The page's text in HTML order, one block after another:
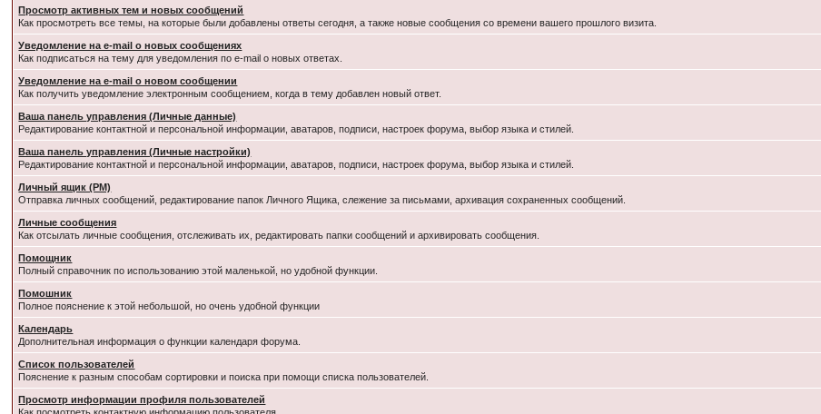
Просмотр активных тем и новых сообщений
Как просмотреть все темы, на которые были добавлены ответы сегодня, а также новые сообщения со времени вашего прошлого визита.
Уведомление на e-mail о новых сообщениях
Как подписаться на тему для уведомления по e-mail о новых ответах.
Уведомление на е-mail о новом сообщении
Как получить уведомление электронным сообщением, когда в тему добавлен новый ответ.
Ваша панель управления (Личные данные)
Редактирование контактной и персональной информации, аватаров, подписи, настроек форума, выбор языка и стилей.
Ваша панель управления (Личные настройки)
Редактирование контактной и персональной информации, аватаров, подписи, настроек форума, выбор языка и стилей.
Личный ящик (PM)
Отправка личных сообщений, редактирование папок Личного Ящика, слежение за письмами, архивация сохраненных сообщений.
Личные сообщения
Как отсылать личные сообщения, отслеживать их, редактировать папки сообщений и архивировать сообщения.
Помощник
Полный справочник по использованию этой маленькой, но удобной функции.
Помошник
Полное пояснение к этой небольшой, но очень удобной функции
Календарь
Дополнительная информация о функции календаря форума.
Список пользователей
Пояснение к разным способам сортировки и поиска при помощи списка пользователей.
Просмотр информации профиля пользователей